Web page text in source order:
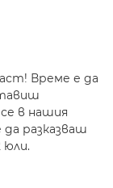
Време е да
в нашия
разказваш
юли.